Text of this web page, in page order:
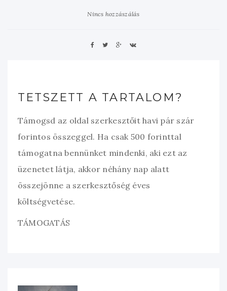
Nincs hozzászálás
TETSZETT A TARTALOM?
Támogsd az oldal szerkesztőit havi pár szár
forintos összeggel. Ha csak 500 forinttal
támogatna bennünket mindenki, aki ezt az
üzenetet látja, akkor néhány nap alatt
összejönne a szerkesztőség éves
költségvetése.
TÁMOGATÁS